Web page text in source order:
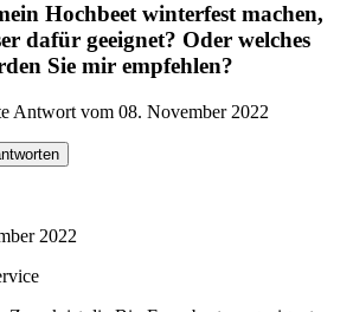
Hochbeet winterfest machen,
dafür geeignet? Oder welches
Sie mir empfehlen?
Antwort vom 08. November 2022
2022